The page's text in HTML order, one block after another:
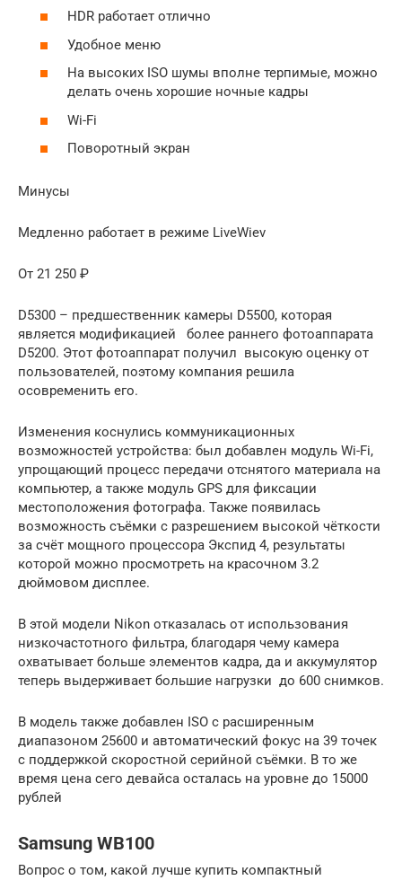
HDR работает отлично
Удобное меню
На высоких ISO шумы вполне терпимые, можно
делать очень хорошие ночные кадры
Wi-Fi
Поворотный экран
Минусы
Медленно работает в режиме LiveWiev
От 21 250 ₽
D5300 – предшественник камеры D5500, которая
является модификацией более раннего фотоаппарата
D5200. Этот фотоаппарат получил высокую оценку от
пользователей, поэтому компания решила
осовременить его.
Изменения коснулись коммуникационных
возможностей устройства: был добавлен модуль Wi-Fi,
упрощающий процесс передачи отснятого материала на
компьютер, а также модуль GPS для фиксации
местоположения фотографа. Также появилась
возможность съёмки с разрешением высокой чёткости
за счёт мощного процессора Экспид 4, результаты
которой можно просмотреть на красочном 3.2
дюймовом дисплее.
В этой модели Nikon отказалась от использования
низкочастотного фильтра, благодаря чему камера
охватывает больше элементов кадра, да и аккумулятор
теперь выдерживает большие нагрузки до 600 снимков.
В модель также добавлен ISO с расширенным
диапазоном 25600 и автоматический фокус на 39 точек
с поддержкой скоростной серийной съёмки. В то же
время цена сего девайса осталась на уровне до 15000
рублей
Samsung WB100
Вопрос о том, какой лучше купить компактный